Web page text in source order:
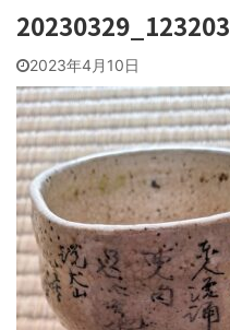
20230329_123203
2023年4月10日